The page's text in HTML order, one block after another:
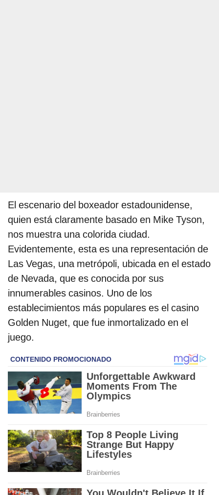
El escenario del boxeador estadounidense,
quien está claramente basado en Mike Tyson,
nos muestra una colorida ciudad.
Evidentemente, esta es una representación de
Las Vegas, una metrópoli, ubicada en el estado
de Nevada, que es conocida por sus
innumerables casinos. Uno de los
establecimientos más populares es el casino
Golden Nuget, que fue inmortalizado en el
juego.